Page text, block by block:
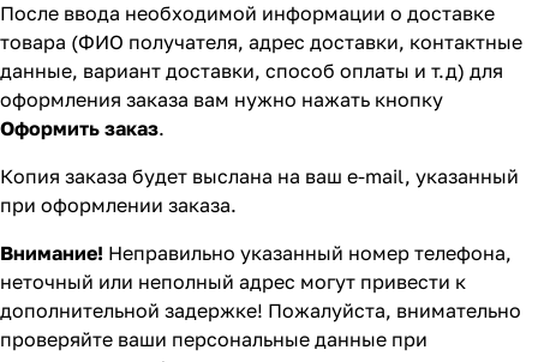
После ввода необходимой информации о доставке
товара (ФИО получателя, адрес доставки, контактные
данные, вариант доставки, способ оплаты и т.д) для
оформления заказа вам нужно нажать кнопку
Оформить заказ.
Копия заказа будет выслана на ваш e-mail, указанный
при оформлении заказа.
Внимание! Неправильно указанный номер телефона,
неточный или неполный адрес могут привести к
дополнительной задержке! Пожалуйста, внимательно
проверяйте ваши персональные данные при